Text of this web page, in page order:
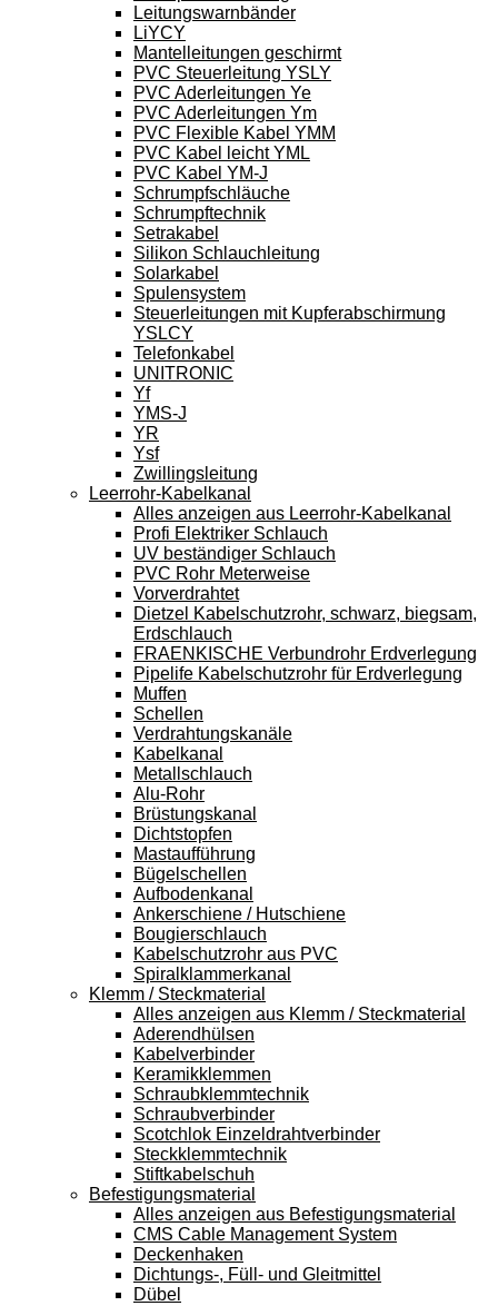
Leitungswarnbänder
LiYCY
Mantelleitungen geschirmt
PVC Steuerleitung YSLY
PVC Aderleitungen Ye
PVC Aderleitungen Ym
PVC Flexible Kabel YMM
PVC Kabel leicht YML
PVC Kabel YM-J
Schrumpfschläuche
Schrumpftechnik
Setrakabel
Silikon Schlauchleitung
Solarkabel
Spulensystem
Steuerleitungen mit Kupferabschirmung
YSLCY
Telefonkabel
UNITRONIC
Yf
YMS-J
YR
Ysf
Zwillingsleitung
Leerrohr-Kabelkanal
Alles anzeigen aus Leerrohr-Kabelkanal
Profi Elektriker Schlauch
UV beständiger Schlauch
PVC Rohr Meterweise
Vorverdrahtet
Dietzel Kabelschutzrohr, schwarz, biegsam,
Erdschlauch
FRAENKISCHE Verbundrohr Erdverlegung
Pipelife Kabelschutzrohr für Erdverlegung
Muffen
Schellen
Verdrahtungskanäle
Kabelkanal
Metallschlauch
Alu-Rohr
Brüstungskanal
Dichtstopfen
Mastaufführung
Bügelschellen
Aufbodenkanal
Ankerschiene / Hutschiene
Bougierschlauch
Kabelschutzrohr aus PVC
Spiralklammerkanal
Klemm / Steckmaterial
Alles anzeigen aus Klemm / Steckmaterial
Aderendhülsen
Kabelverbinder
Keramikklemmen
Schraubklemmtechnik
Schraubverbinder
Scotchlok Einzeldrahtverbinder
Steckklemmtechnik
Stiftkabelschuh
Befestigungsmaterial
Alles anzeigen aus Befestigungsmaterial
CMS Cable Management System
Deckenhaken
Dichtungs-, Füll- und Gleitmittel
Dübel